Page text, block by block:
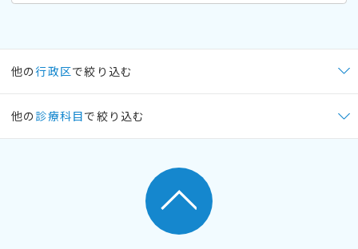
他の行政区で絞り込む
他の 診療科目で絞り込む